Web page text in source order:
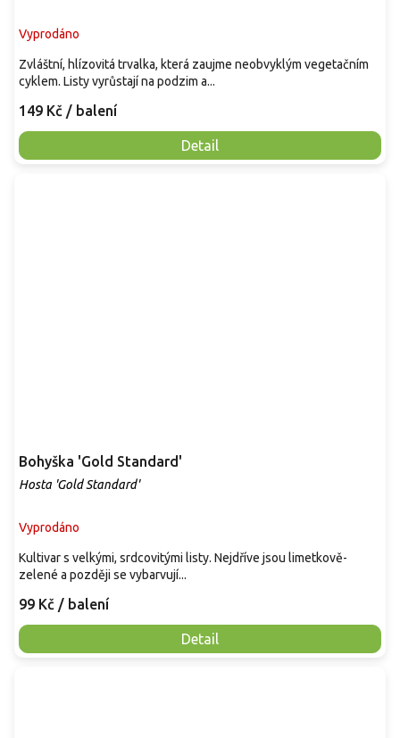
Vyprodáno
149 Kč / balení
Detail
Zvláštní, hlízovitá trvalka, která zaujme neobvyklým vegetačním
cyklem. Listy vyrůstají na podzim a...
Bohyška 'Gold Standard'
Hosta 'Gold Standard'
Vyprodáno
99 Kč / balení
Detail
Kultivar s velkými, srdcovitými listy. Nejdříve jsou limetkově-
zelené a později se vybarvují...